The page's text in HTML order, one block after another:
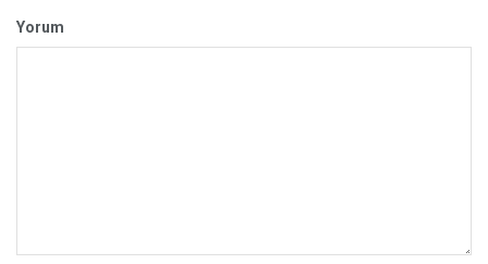
Yorum